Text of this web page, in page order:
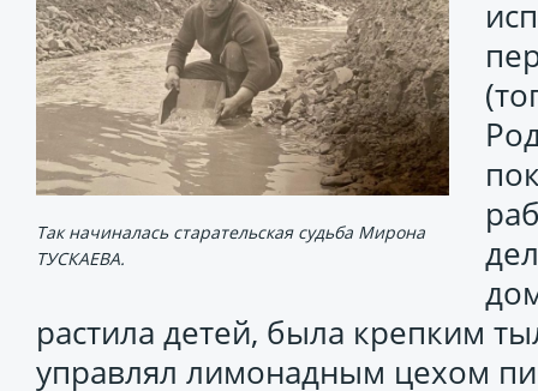
Так начиналась старательская судьба Мирона
ТУСКАЕВА.
растила детей, была крепким
управлял лимонадным цехом